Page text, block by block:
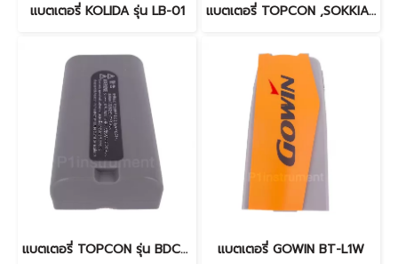
แบตเตอรี่ KOLIDA รุ่น LB-01 แบตเตอรี่ TOPCON ,SOKKIA BT-L2
แบตเตอรี่ TOPCON รุ่น BDC71 แบตเตอรี่ GOWIN BT-L1W